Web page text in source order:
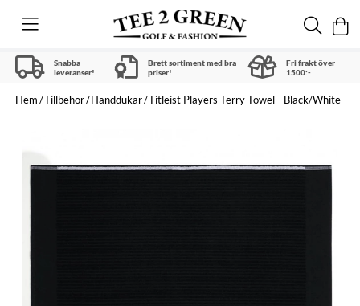
Snabba
leveranser!
Brett sortiment med bra
priser!
Fri frakt över
1500:-
Hem Tillbehör Handdukar Titleist Players Terry Towel - Black/White